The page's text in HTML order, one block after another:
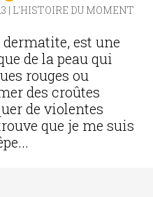
| L'HISTOIRE DU MOMENT
dermatite, est une
de la peau qui
rouges ou
des croûtes
de violentes
que je me suis